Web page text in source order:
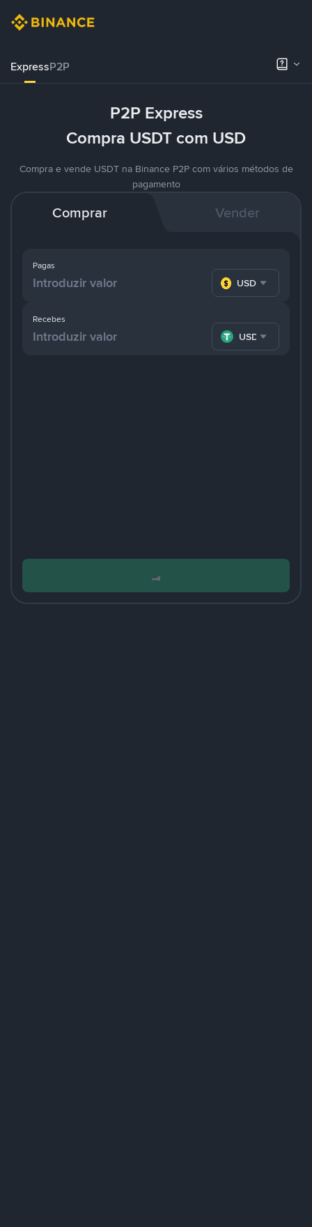
ExpressP2P
P2P Express
Compra USDT com USD
Compra e vende USDT na Binance P2P com vários métodos de
pagamento
Comprar Vender
Pagas
USD
Recebes
USDT